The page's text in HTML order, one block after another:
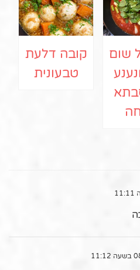
קובה דלעת
טבעונית
שום